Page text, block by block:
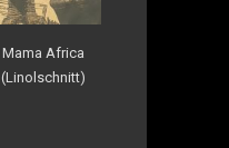
Mama Africa
(Linolschnitt)